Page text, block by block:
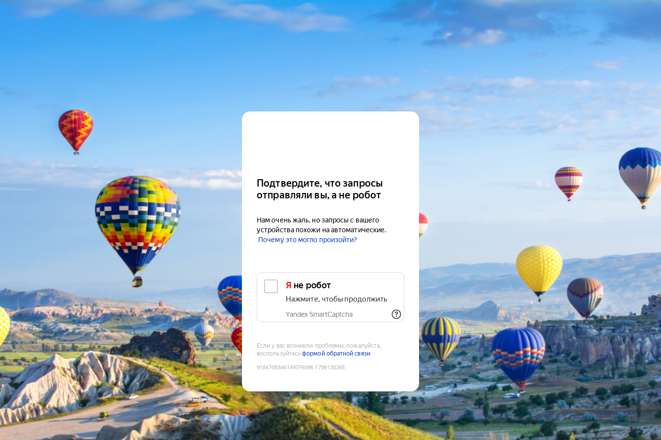
Подтвердите, что запросы
отправляли вы, а не робот
Нам очень жаль, но запросы с вашего
устройства похожи на автоматические.
Почему это могло произойти?
Я не робот
Нажмите, чтобы продолжить
Yandex SmartCaptcha
Если у вас возникли проблемы, пожалуйста,
воспользуйтесьформой обратной связи
9184708846149376096:1786130268